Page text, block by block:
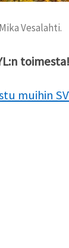
Vesalahti.
toimesta!
muihin